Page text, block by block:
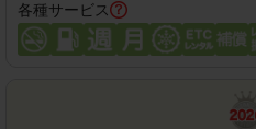
各種サービス